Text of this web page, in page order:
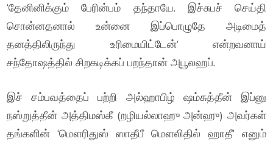
‘தேனினிக்கும் பேரின்பம் தந்தாயே. இச்சுபச் செய்தி
சொன்னதனால் உன்னை இப்பொழுதே அடிமைத்
தனத்திலிருந்து உரிமையிட்டேன்’ என்றவனாய்
சந்தோஷத்தில் சிறகடிக்கப் பறந்தான் அபூலஹப்.
இச் சம்பவத்தைப் பற்றி அல்ஹாபிழ் ஷம்சுத்தீன் இப்னு
நஸ்றுத்தீன் அத்திமஸ்கீ (றழியல்லாஹு அன்ஹு) அவர்கள்
தங்களின் ‘மௌரிதுஸ் ஸாதீபீ மௌலிதில் ஹாதீ’ எனும்